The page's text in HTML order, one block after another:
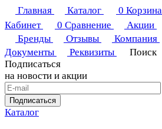
Главная Каталог 0 Корзина
Кабинет
0 Сравнение Акции
Бренды
Отзывы Компания
Документы
Реквизиты Поиск
Подписаться
на новости и акции
Подписаться
Каталог